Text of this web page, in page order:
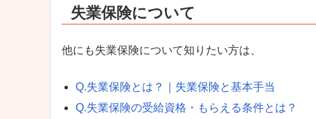
失業保険について
他にも失業保険について知りたい方は、
Q.失業保険とは？｜失業保険と基本手当
Q.失業保険の受給資格・もらえる条件とは？